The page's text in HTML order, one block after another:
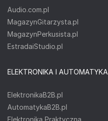
Audio.com.pl
MagazynGitarzysta.pl
MagazynPerkusista.pl
EstradaiStudio.pl
ELEKTRONIKA I AUTOMATYKA
ElektronikaB2B.pl
AutomatykaB2B.pl
Elektronika Praktyczna